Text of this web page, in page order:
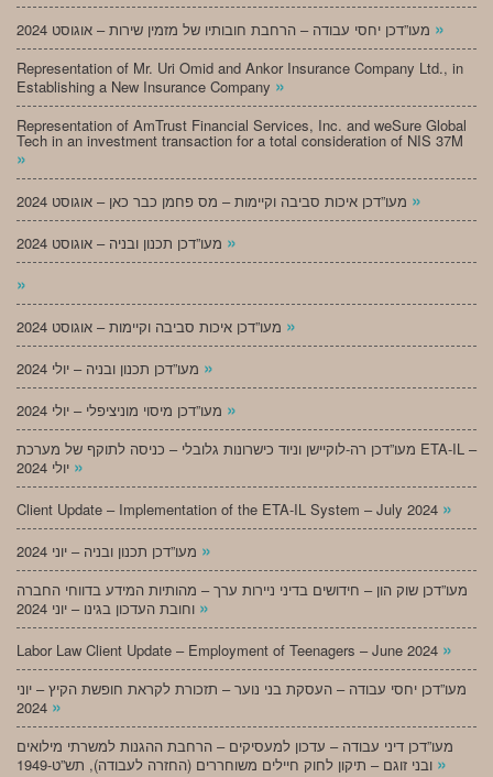
»
Representation of Mr. Uri Omid and Ankor Insurance Company Ltd., in
Establishing a New Insurance Company »
Representation of AmTrust Financial Services, Inc. and weSure Global
Tech in an investment transaction for a total consideration of NIS 37M
»
»
»
»
»
»
»
מעו”דכן רה-לוקיישן וניוד כישרונות גלובלי – כניסה לתוקף של מערכת ETA-IL –
»
Client Update – Implementation of the ETA-IL System – July 2024 »
»
מעו”דכן שוק הון – חידושים בדיני ניירות ערך – מהותיות המידע בדווחי החברה
»
Labor Law Client Update – Employment of Teenagers – June 2024 »
מעו”דכן יחסי עבודה – העסקת בני נוער – תזכורת לקראת חופשת הקיץ – יוני
»
מעו”דכן דיני עבודה – עדכון למעסיקים – הרחבת ההגנות למשרתי מילואים
»